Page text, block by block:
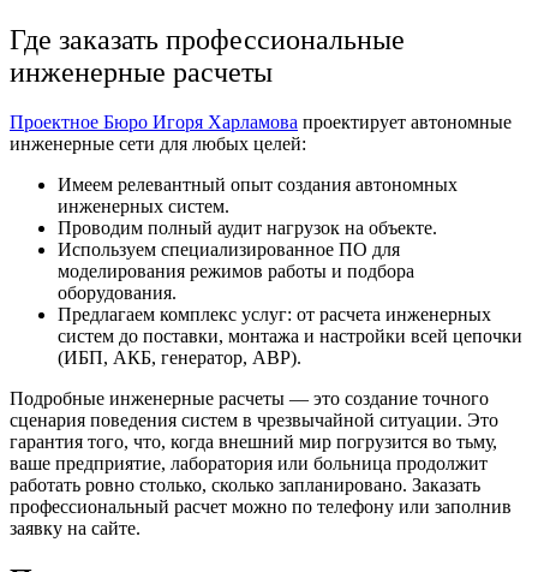
Где заказать профессиональные
инженерные расчеты
Проектное Бюро Игоря Харламова проектирует автономные
инженерные сети для любых целей:
Имеем релевантный опыт создания автономных
инженерных систем.
Проводим полный аудит нагрузок на объекте.
Используем специализированное ПО для
моделирования режимов работы и подбора
оборудования.
Предлагаем комплекс услуг: от расчета инженерных
систем до поставки, монтажа и настройки всей цепочки
(ИБП, АКБ, генератор, АВР).
Подробные инженерные расчеты — это создание точного
сценария поведения систем в чрезвычайной ситуации. Это
гарантия того, что, когда внешний мир погрузится во тьму,
ваше предприятие, лаборатория или больница продолжит
работать ровно столько, сколько запланировано. Заказать
профессиональный расчет можно по телефону или заполнив
заявку на сайте.